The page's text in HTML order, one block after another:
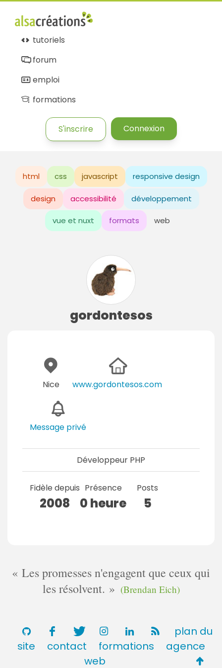
tutoriels
forum
emploi
formations
S'inscrire Connexion
html css javascript responsive design
design accessibilité développement
vue et nuxt formats web
gordontesos
Nice www.gordontesos.com
Message privé
Développeur PHP
Fidèle depuis
2008
Présence
0 heure
Posts
5
Les promesses n'engagent que ceux qui
les résolvent.
(Brendan Eich)
plan du
site
contact formations
agence
web